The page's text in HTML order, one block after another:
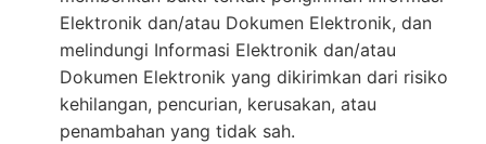
Elektronik dan/atau Dokumen Elektronik, dan
melindungi Informasi Elektronik dan/atau
Dokumen Elektronik yang dikirimkan dari risiko
kehilangan, pencurian, kerusakan, atau
penambahan yang tidak sah.